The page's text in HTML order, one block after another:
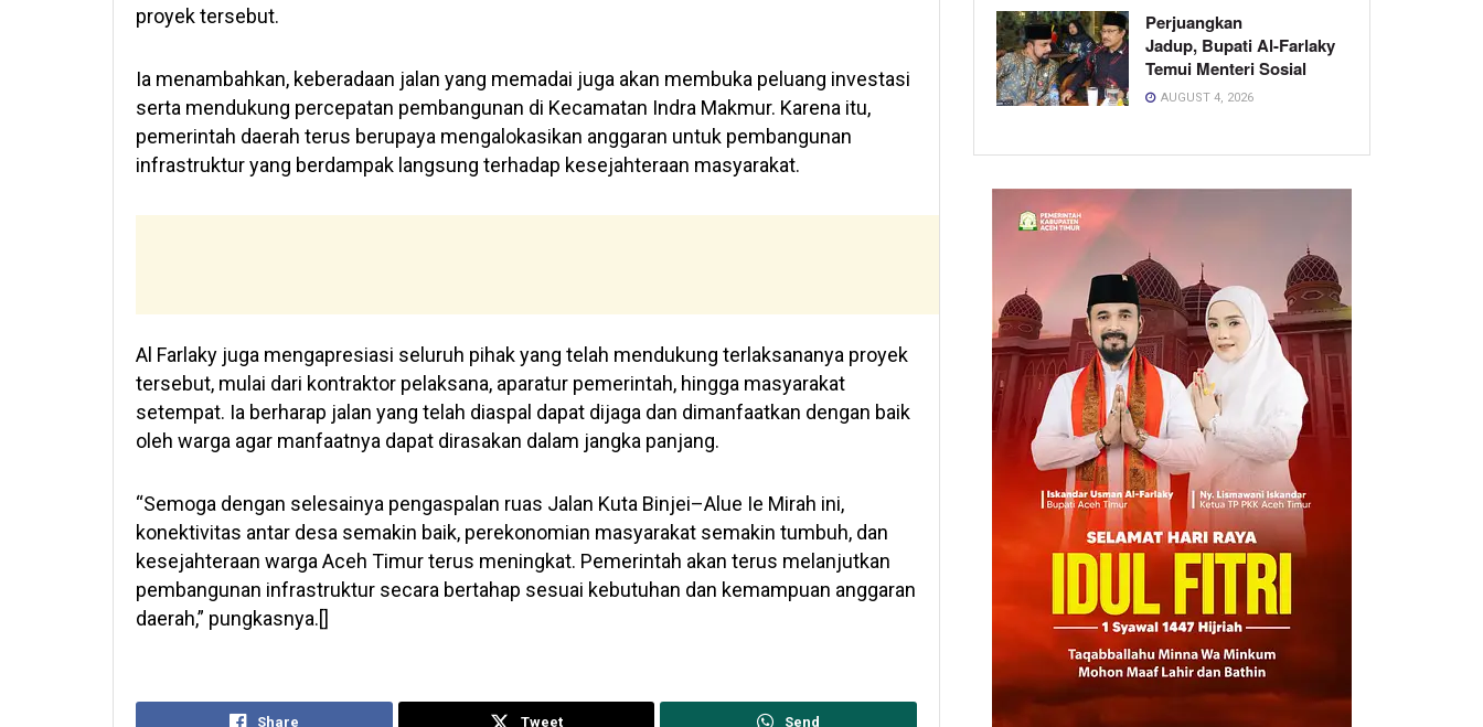
proyek tersebut.
Ia menambahkan, keberadaan jalan yang memadai juga akan membuka peluang investasi
serta mendukung percepatan pembangunan di Kecamatan Indra Makmur. Karena itu,
pemerintah daerah terus berupaya mengalokasikan anggaran untuk pembangunan
infrastruktur yang berdampak langsung terhadap kesejahteraan masyarakat.
Al Farlaky juga mengapresiasi seluruh pihak yang telah mendukung terlaksananya proyek
tersebut, mulai dari kontraktor pelaksana, aparatur pemerintah, hingga masyarakat
setempat. Ia berharap jalan yang telah diaspal dapat dijaga dan dimanfaatkan dengan baik
oleh warga agar manfaatnya dapat dirasakan dalam jangka panjang.
“Semoga dengan selesainya pengaspalan ruas Jalan Kuta Binjei–Alue Ie Mirah ini,
konektivitas antar desa semakin baik, perekonomian masyarakat semakin tumbuh, dan
kesejahteraan warga Aceh Timur terus meningkat. Pemerintah akan terus melanjutkan
pembangunan infrastruktur secara bertahap sesuai kebutuhan dan kemampuan anggaran
daerah,” pungkasnya.[]
Share Tweet Send
Perjuangkan
Jadup, Bupati Al-Farlaky
Temui Menteri Sosial
AUGUST 4, 2026